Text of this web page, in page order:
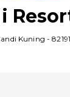
Kuning -